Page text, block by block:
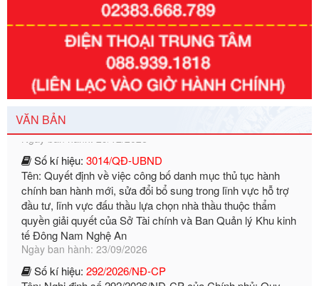
VĂN BẢN
351/2025/NĐ-CP
Tên: Nghị định số 351/2025/NĐ-CP của Chính phủ: Quy
định chuẩn nghèo đa chiều quốc gia giai đoạn 2026 - 2030
Số kí hiệu:
Tên: Quyết định về việc công bố danh mục thủ tục hành
chính ban hành mới, sửa đổi bổ sung trong lĩnh vực hỗ trợ
đầu tư, lĩnh vực đấu thầu lựa chọn nhà thầu thuộc thẩm
quyền giải quyết của Sở Tài chính và Ban Quản lý Khu kinh
tế Đông Nam Nghệ An
Ngày ban hành: 23/09/2026
Số kí hiệu: 292/2026/NĐ-CP
Tên: Nghị định số 292/2026/NĐ-CP của Chính phủ: Quy
định chi tiết một số điều và biện pháp để tổ chức, hướng
dẫn thi hành Luật Quản lý ngoại thương